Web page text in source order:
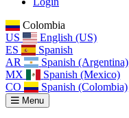
Colombia
US
English (US)
ES
Spanish
AR
Spanish (Argentina)
MX
Spanish (Mexico)
CO
Spanish (Colombia)
Menu